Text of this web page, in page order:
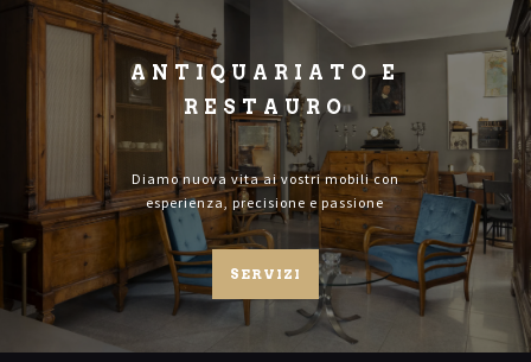
SERVIZI
I NOSTRI LAVORI
CONTATTI
ANTIQUARIATO E
RESTAURO
Diamo nuova vita ai vostri mobili con
esperienza, precisione e passione
SERVIZI